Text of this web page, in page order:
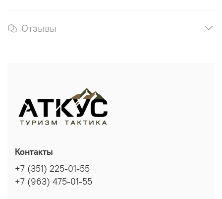
Отзывы
Контакты
+7 (351) 225-01-55
+7 (963) 475-01-55